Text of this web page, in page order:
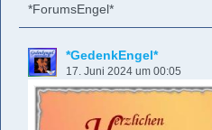
*ForumsEngel*
*GedenkEngel*
17. Juni 2024 um 00:05